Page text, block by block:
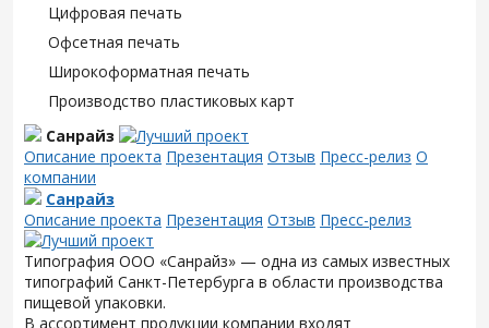
Цифровая печать
Офсетная печать
Широкоформатная печать
Производство пластиковых карт
Санрайз
Описание проекта Презентация Отзыв Пресс-релиз О
компании
Санрайз
Описание проекта Презентация Отзыв Пресс-релиз
Типография ООО «Санрайз» — одна из самых известных
типографий Санкт-Петербурга в области производства
пищевой упаковки.
В ассортимент продукции компании входят